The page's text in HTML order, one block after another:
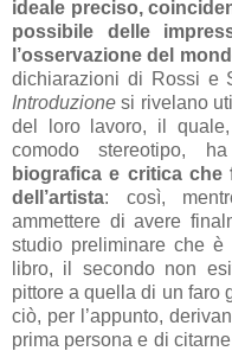
ideale preciso,
possibile delle
l’osservazione del
dichiarazioni di Rossi e
Introduzione si rivelano
del loro
lavoro, il quale,
comodo stereotipo,
biografica e critica
dell’artista: così,
ammettere di avere
studio preliminare che è
libro, il secondo non
pittore a quella di un faro
ciò, per l’appunto,
prima persona e di